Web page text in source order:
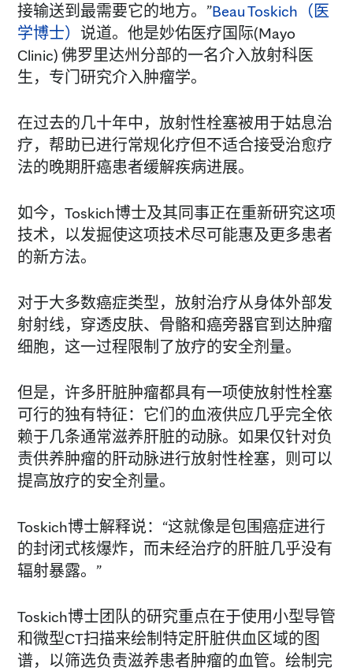
接输送到最需要它的地方。”Beau Toskich（医
学博士） 说道。他是妙佑医疗国际(Mayo
Clinic) 佛罗里达州分部的一名介入放射科医
生，专门研究介入肿瘤学。
在过去的几十年中，放射性栓塞被用于姑息治
疗，帮助已进行常规化疗但不适合接受治愈疗
法的晚期肝癌患者缓解疾病进展。
如今，Toskich博士及其同事正在重新研究这项
技术，以发掘使这项技术尽可能惠及更多患者
的新方法。
对于大多数癌症类型，放射治疗从身体外部发
射射线，穿透皮肤、骨骼和癌旁器官到达肿瘤
细胞，这一过程限制了放疗的安全剂量。
但是，许多肝脏肿瘤都具有一项使放射性栓塞
可行的独有特征：它们的血液供应几乎完全依
赖于几条通常滋养肝脏的动脉。如果仅针对负
责供养肿瘤的肝动脉进行放射性栓塞，则可以
提高放疗的安全剂量。
Toskich博士解释说：“这就像是包围癌症进行
的封闭式核爆炸，而未经治疗的肝脏几乎没有
辐射暴露。”
Toskich博士团队的研究重点在于使用小型导管
和微型CT扫描来绘制特定肝脏供血区域的图
谱，以筛选负责滋养患者肿瘤的血管。绘制完